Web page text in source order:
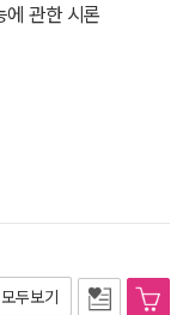
관한 시론
모두보기